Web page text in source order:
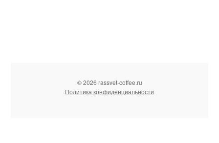
© 2026 rassvet-coffee.ru
Политика конфиденциальности